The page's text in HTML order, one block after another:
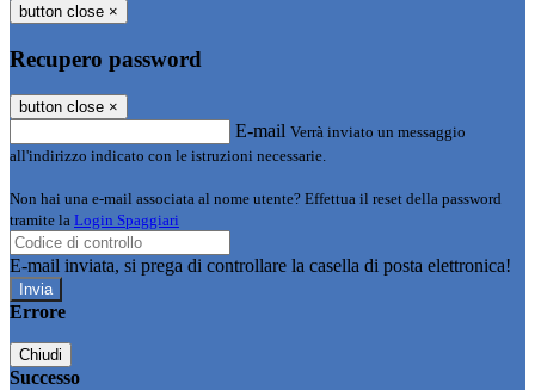
button close ×
Recupero password
button close ×
E-mail Verrà inviato un messaggio
all'indirizzo indicato con le istruzioni necessarie.
Non hai una e-mail associata al nome utente? Effettua il reset della password
tramite la Login Spaggiari
E-mail inviata, si prega di controllare la casella di posta elettronica!
Errore
Chiudi
Successo